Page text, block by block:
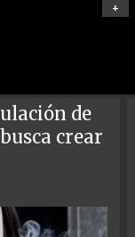
+
de
crear